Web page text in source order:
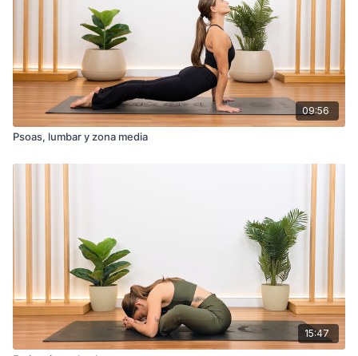
09:56
Psoas, lumbar y zona media
15:47